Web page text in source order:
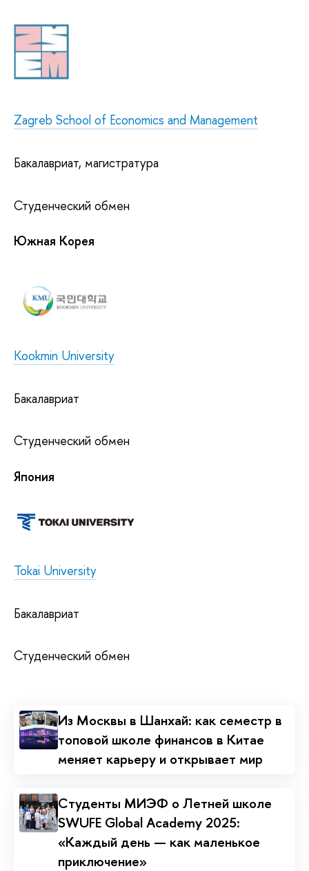
Zagreb School of Economics and Management
Бакалавриат, магистратура
Студенческий обмен
Южная Корея
Kookmin University
Бакалавриат
Студенческий обмен
Япония
Tokai University
Бакалавриат
Студенческий обмен
Из Москвы в Шанхай: как семестр в
топовой школе финансов в Китае
меняет карьеру и открывает мир
Cтуденты МИЭФ о Летней школе
SWUFE Global Academy 2025:
«Каждый день — как маленькое
приключение»